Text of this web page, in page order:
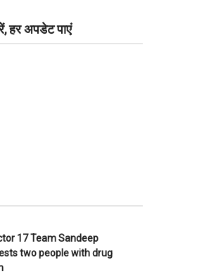
हर अपडेट पाएं
17 Team Sandeep
two people with drug